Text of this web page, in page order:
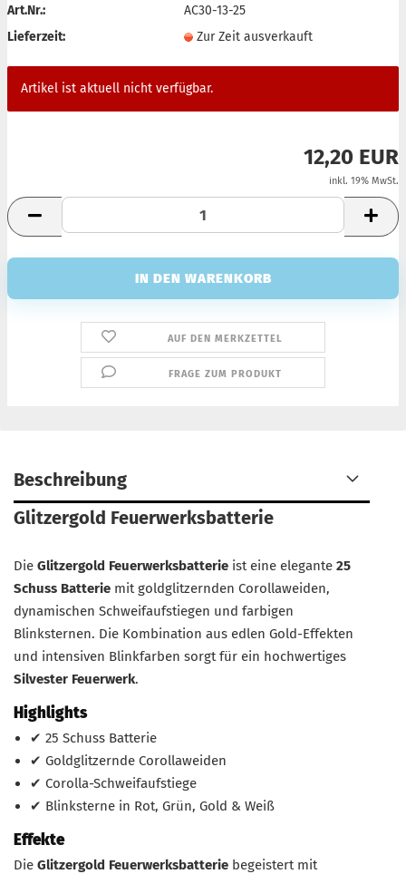
Art.Nr.:
AC30-13-25
Lieferzeit:
Zur Zeit ausverkauft
Artikel ist aktuell nicht verfügbar.
12,20 EUR
inkl. 19% MwSt.
AUF DEN MERKZETTEL
FRAGE ZUM PRODUKT
Beschreibung
Glitzergold Feuerwerksbatterie
Die Glitzergold Feuerwerksbatterie ist eine elegante 25
Schuss Batterie mit goldglitzernden Corollaweiden,
dynamischen Schweifaufstiegen und farbigen
Blinksternen. Die Kombination aus edlen Gold-Effekten
und intensiven Blinkfarben sorgt für ein hochwertiges
Silvester Feuerwerk.
Highlights
✔ 25 Schuss Batterie
✔ Goldglitzernde Corollaweiden
✔ Corolla-Schweifaufstiege
✔ Blinksterne in Rot, Grün, Gold & Weiß
Effekte
Die Glitzergold Feuerwerksbatterie begeistert mit